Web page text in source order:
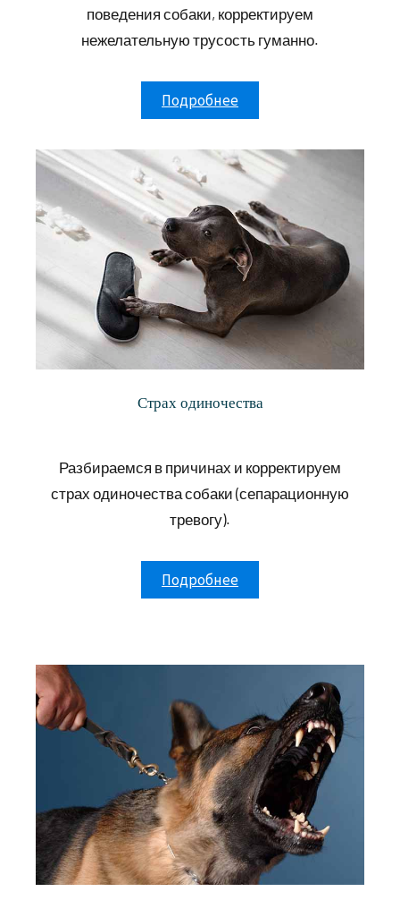
поведения собаки, корректируем
нежелательную трусость гуманно.
Подробнее
Страх одиночества
Разбираемся в причинах и корректируем
страх одиночества собаки (сепарационную
тревогу).
Подробнее